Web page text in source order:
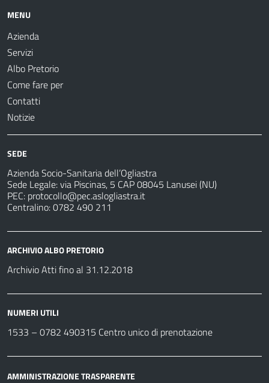
MENU
Azienda
Servizi
Albo Pretorio
Come fare per
Contatti
Notizie
SEDE
Azienda Socio-Sanitaria dell’Ogliastra
Sede Legale: via Piscinas, 5 CAP 08045 Lanusei (NU)
PEC: protocollo@pec.aslogliastra.it
Centralino: 0782 490 211
ARCHIVIO ALBO PRETORIO
Archivio Atti fino al 31.12.2018
NUMERI UTILI
1533 – 0782 490315 Centro unico di prenotazione
AMMINISTRAZIONE TRASPARENTE